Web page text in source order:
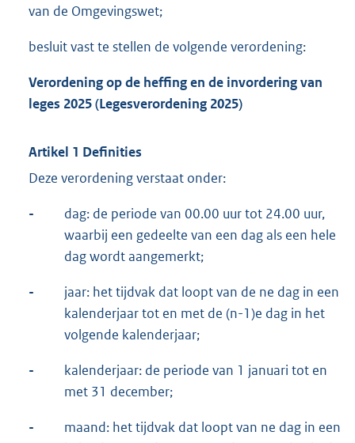
van de Omgevingswet;
besluit vast te stellen de volgende verordening:
Verordening op de heffing en de invordering van
leges 2025 (Legesverordening 2025)
Artikel 1 Definities
Deze verordening verstaat onder:
-
dag: de periode van 00.00 uur tot 24.00 uur,
waarbij een gedeelte van een dag als een hele
dag wordt aangemerkt;
-
jaar: het tijdvak dat loopt van de ne dag in een
kalenderjaar tot en met de (n-1)e dag in het
volgende kalenderjaar;
-
kalenderjaar: de periode van 1 januari tot en
met 31 december;
-
maand: het tijdvak dat loopt van ne dag in een